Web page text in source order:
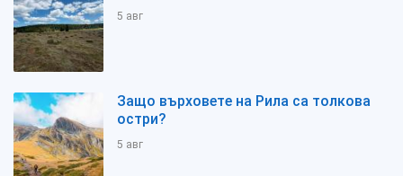
5 авг
Защо върховете на Рила са толкова
остри?
5 авг